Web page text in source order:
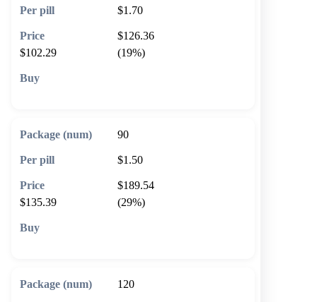
$1.70
$126.36
$102.29
(19%)
90
$1.50
$189.54
$135.39
(29%)
120